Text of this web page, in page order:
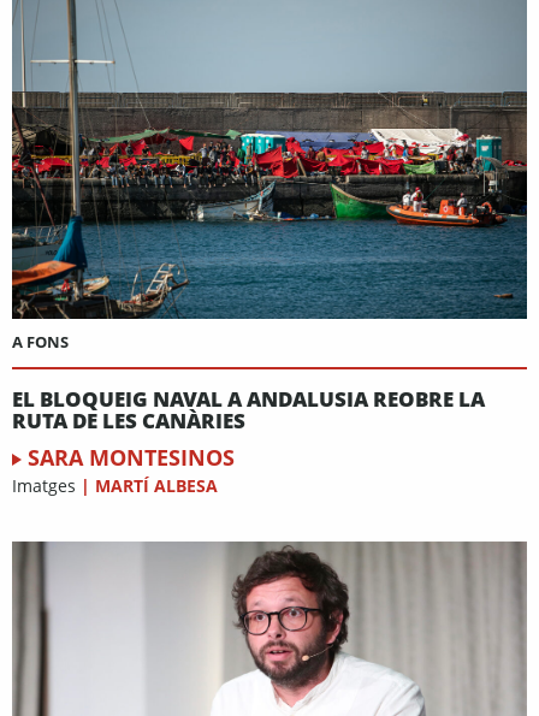
A FONS
EL BLOQUEIG NAVAL A ANDALUSIA REOBRE LA
RUTA DE LES CANÀRIES
SARA MONTESINOS
Imatges | MARTÍ ALBESA